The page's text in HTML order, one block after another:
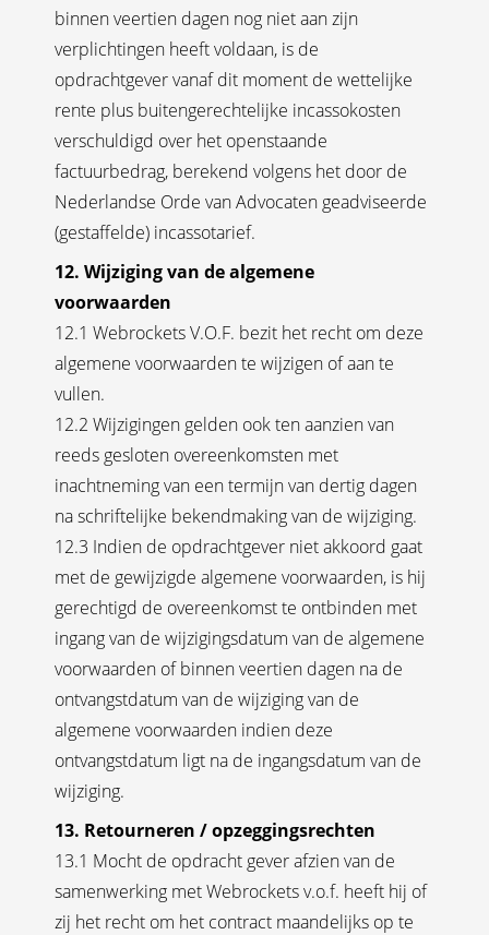
binnen veertien dagen nog niet aan zijn
verplichtingen heeft voldaan, is de
opdrachtgever vanaf dit moment de wettelijke
rente plus buitengerechtelijke incassokosten
verschuldigd over het openstaande
factuurbedrag, berekend volgens het door de
Nederlandse Orde van Advocaten geadviseerde
(gestaffelde) incassotarief.
12. Wijziging van de algemene
voorwaarden
12.1 Webrockets V.O.F. bezit het recht om deze
algemene voorwaarden te wijzigen of aan te
vullen.
12.2 Wijzigingen gelden ook ten aanzien van
reeds gesloten overeenkomsten met
inachtneming van een termijn van dertig dagen
na schriftelijke bekendmaking van de wijziging.
12.3 Indien de opdrachtgever niet akkoord gaat
met de gewijzigde algemene voorwaarden, is hij
gerechtigd de overeenkomst te ontbinden met
ingang van de wijzigingsdatum van de algemene
voorwaarden of binnen veertien dagen na de
ontvangstdatum van de wijziging van de
algemene voorwaarden indien deze
ontvangstdatum ligt na de ingangsdatum van de
wijziging.
13. Retourneren / opzeggingsrechten
13.1 Mocht de opdracht gever afzien van de
samenwerking met Webrockets v.o.f. heeft hij of
zij het recht om het contract maandelijks op te